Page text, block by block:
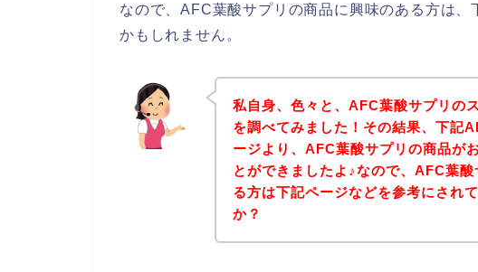
なので、AFC葉酸サプリの商品に興味のある方は
かもしれません。
私自身、色々と、AFC葉酸サプリの
を調べてみました！その結果、下記
ージより、AFC葉酸サプリの商品が
とができましたよ♪なので、AFC葉
る方は下記ページなどを参考にされ
か？